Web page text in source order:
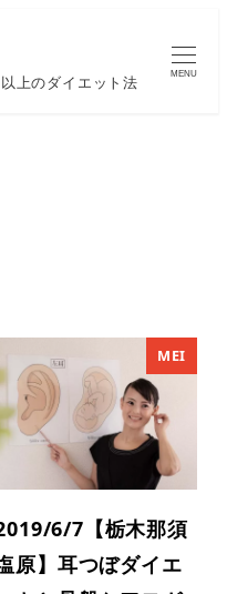
上のダイエット法 MENU
MEI
6/7【栃木那須
原】耳つぼダイエ